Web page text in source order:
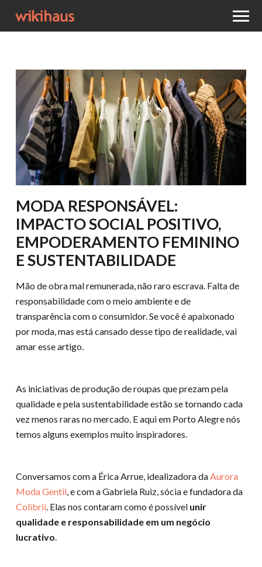
MODA RESPONSÁVEL:
IMPACTO SOCIAL POSITIVO,
EMPODERAMENTO FEMININO
E SUSTENTABILIDADE
Mão de obra mal remunerada, não raro escrava. Falta de
responsabilidade com o meio ambiente e de
transparência com o consumidor. Se você é apaixonado
por moda, mas está cansado desse tipo de realidade, vai
amar esse artigo.
As iniciativas de produção de roupas que prezam pela
qualidade e pela sustentabilidade estão se tornando cada
vez menos raras no mercado. E aqui em Porto Alegre nós
temos alguns exemplos muito inspiradores.
Conversamos com a Érica Arrue, idealizadora daAurora
Moda Gentil, e com a Gabriela Ruiz, sócia e fundadora da
Colibrii. Elas nos contaram como é possível unir
qualidade e responsabilidade em um negócio
lucrativo.